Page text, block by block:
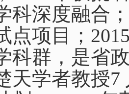
科深度融合
点项目；
科群，是省
天学者教授7